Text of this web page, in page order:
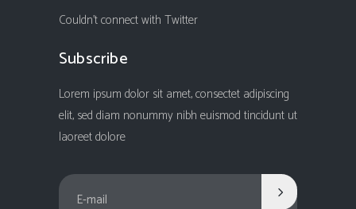
Couldn't connect with Twitter
Subscribe
Lorem ipsum dolor sit amet, consectet adipiscing
elit, sed diam nonummy nibh euismod tincidunt ut
laoreet dolore